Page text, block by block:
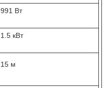
991 Вт
1.5 кВт
15 м